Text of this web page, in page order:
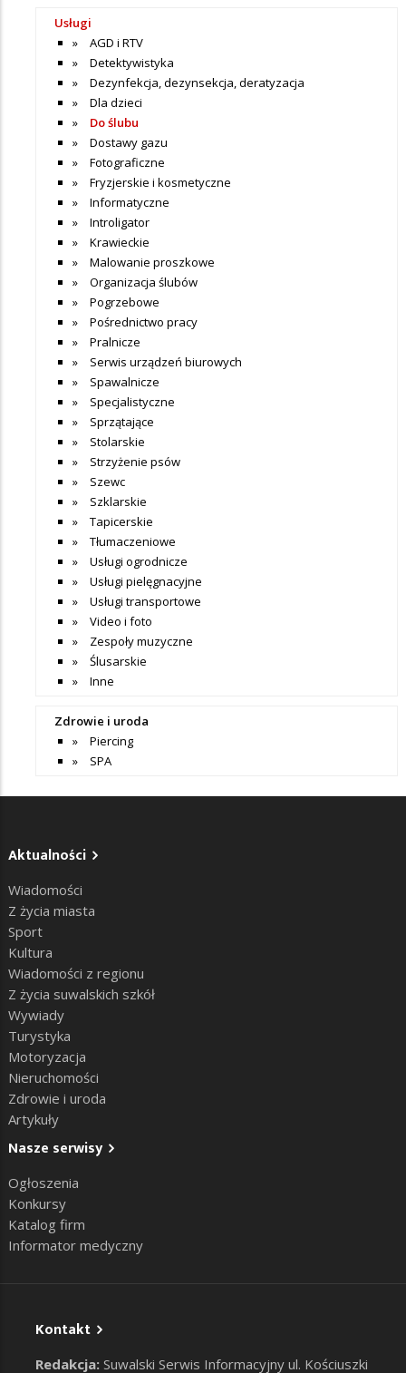
Usługi
AGD i RTV
Detektywistyka
Dezynfekcja, dezynsekcja, deratyzacja
Dla dzieci
Do ślubu
Dostawy gazu
Fotograficzne
Fryzjerskie i kosmetyczne
Informatyczne
Introligator
Krawieckie
Malowanie proszkowe
Organizacja ślubów
Pogrzebowe
Pośrednictwo pracy
Pralnicze
Serwis urządzeń biurowych
Spawalnicze
Specjalistyczne
Sprzątające
Stolarskie
Strzyżenie psów
Szewc
Szklarskie
Tapicerskie
Tłumaczeniowe
Usługi ogrodnicze
Usługi pielęgnacyjne
Usługi transportowe
Video i foto
Zespoły muzyczne
Ślusarskie
Inne
Zdrowie i uroda
Piercing
SPA
Aktualności
Wiadomości
Z życia miasta
Sport
Kultura
Wiadomości z regionu
Z życia suwalskich szkół
Wywiady
Turystyka
Motoryzacja
Nieruchomości
Zdrowie i uroda
Artykuły
Nasze serwisy
Ogłoszenia
Konkursy
Katalog firm
Informator medyczny
Kontakt
Redakcja: Suwalski Serwis Informacyjny ul. Kościuszki